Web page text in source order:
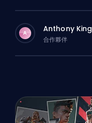
A Anthony King
合作夥伴